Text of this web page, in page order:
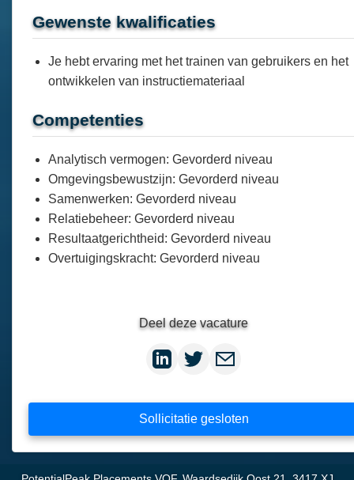
Gewenste kwalificaties
Je hebt ervaring met het trainen van gebruikers en het
ontwikkelen van instructiemateriaal
Competenties
Analytisch vermogen: Gevorderd niveau
Omgevingsbewustzijn: Gevorderd niveau
Samenwerken: Gevorderd niveau
Relatiebeheer: Gevorderd niveau
Resultaatgerichtheid: Gevorderd niveau
Overtuigingskracht: Gevorderd niveau
Deel deze vacature
Sollicitatie gesloten